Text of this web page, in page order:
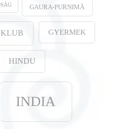
GAURA-PURṆIMĀ
GYERMEK
HINDU
INDIA